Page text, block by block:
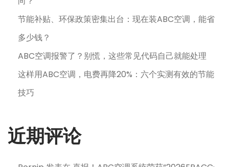
节能补贴、环保政策密集出台：现在装ABC空调，能省
多少钱？
ABC空调报警了？别慌，这些常见代码自己就能处理
这样用ABC空调，电费再降20%：六个实测有效的节能
技巧
近期评论